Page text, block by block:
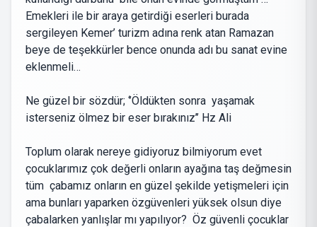
Emekleri ile bir araya getirdiği eserleri burada
sergileyen Kemer’ turizm adına renk atan Ramazan
beye de teşekkürler bence onunda adı bu sanat evine
eklenmeli…
Ne güzel bir sözdür; ‘’Öldükten sonra yaşamak
isterseniz ölmez bir eser bırakınız’’ Hz Ali
Toplum olarak nereye gidiyoruz bilmiyorum evet
çocuklarımız çok değerli onların ayağına taş değmesin
tüm çabamız onların en güzel şekilde yetişmeleri için
ama bunları yaparken özgüvenleri yüksek olsun diye
çabalarken yanlışlar mı yapılıyor? Öz güvenli çocuklar